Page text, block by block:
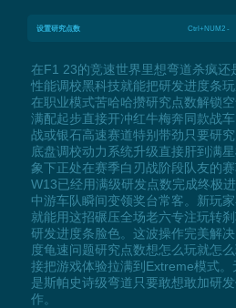
设置研究点数 Ctrl+NUM2 -
在F1 23的竞速世界里想弯道杀疯还
性能调校黑科技就能把研发进度条
在职业模式苦哈哈攒研究点数解锁
满配起步直接开冲红牛梅奔同款战
战或银石高速赛道特别带劲只要研
底盘调校动力系统升级直接肝到满
象下正处在赛季白刃战阶段队友的
W13已经用满级研发点数完成终极
中游车队瞬间变领奖台常客。新玩
就能用这招碾压全场老六专注玩转
研发进度条脸色。这波操作完美解
度龟速问题研究点数想怎么玩就怎
接把游戏体验拉满到Extreme模式
是斯帕史诗级弯道只要敢想敢加研
作。